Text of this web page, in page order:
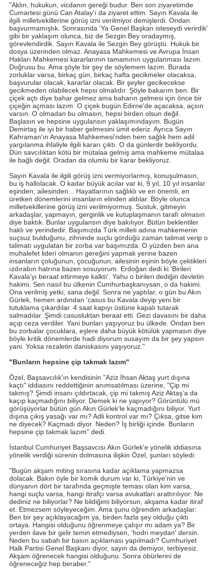
"Aklın, hukukun, vicdanın gereği budur. Ben son ziyaretimde
Cumartesi günü Can Atalay'ı da ziyaret ettim. Sayın Kavala ile
ilgili milletvekillerine görüş izni verilmiyor demişlerdi. Ondan
başvurmamıştık. Sonrasında 'Ya Genel Başkan isteseydi verirdik'
gibi bir yaklaşım olunca, biz de Sezgin Bey oradaymış,
görevlendirdik. Sayın Kavala ile Sezgin Bey görüştü. Hukuk bir
dosya üzerinden olmaz. Anayasa Mahkemesi ve Avrupa İnsan
Hakları Mahkemesi kararlarının tamamının uygulanması lazım.
Doğrusu bu. Ama şöyle bir şey de söylemem lazım. Burada
zorluklar varsa, birkaç gün, birkaç hafta gecikmeler olacaksa,
başvurular olacak, kararlar olacak. Bir şeyler gecikecekse
gecikmeden olabilecek hepsi olmalıdır. Şöyle bakarım ben. Bir
çiçek açtı diye bahar gelmez ama baharın gelmesi için önce bir
çiçeğin açması lazım. O çiçek bugün Edirne'de açacaksa, açsın
varsın. O olmadan bu olmasın, hepsi birden olsun değil.
Başlasın ve hepsine uygulansın yaklaşımındayım. Bugün
Demirtaş ile iyi bir haber gelmesini ümit ederiz. Ayrıca Sayın
Kahraman'ın Anayasa Mahkemesi'nden hem sağlık hem adil
yargılanma ihlaliyle ilgili kararı çıktı. O da günlerdir bekliyordu.
Dün savcılıktan kötü bir mütalaa gelmiş ama mahkeme mütalaa
ile bağlı değil. Oradan da olumlu bir karar bekliyoruz.
Sayın Kavala ile ilgili görüş izni vermiyorlarmış, konuşulmasın,
bu iş hallolacak. O kadar büyük acılar var ki, 9 yıl, 10 yıl insanlar
eşinden, ailesinden... Hayatlarının sağlıklı ve en önemli, en
üretken dönemlerini insanların elinden aldılar. Böyle olunca
milletvekillerine görüş izni verilmiyormuş. Sustuk, gitmeyin
arkadaşlar, yapmayın, gerginlik ve kutuplaşmanın tarafı olmasın
diye baktık. Bunlar uygulansın diye bakılıyor. Bütün beklentiler
haklı ve yerindedir. Başımızda Türk milleti adına mahkemenin
suçsuz bulduğunu, zihninde suçlu gördüğü zaman talimat verip o
talimatı uygulatan bir zorba var başımızda. O yüzden ben ana
muhalefet lideri olmanın gereğini yapmak yerine bazen
insanların çoluğunun, çocuğunun, ailesinin eşinin böyle çektikleri
ızdırabın hatrına bazen sosuyorum. Erdoğan dedi ki 'Birileri
Kavala’yı beraat ettirmeye kalktı'. Yahu o birileri dediğin devletin
hakimi. Sen nasıl bu ülkenin Cumhurbaşkanıysan, o da hakimi.
Ona verilmiş yetki, sana değil. Sonra ne yaptılar, o gün bu Akın
Gürlek, hemen ardından 'casus bu Kavala deyip yeni bir
tutuklama çıkardılar. 4 saat kapıyı üstüne kapalı tutarak
salmadılar. Şimdi casusluktan beraat etti. Gezi davasını bir daha
açıp ceza verdiler. Yani bunları yaşıyoruz bu ülkede. Ondan ben
bu zorbalar çocuklara, eşlere daha büyük kötülük yapmasın diye
böyle kritik dönemlerde hadi diyorum susayım da bir şey yapsın
yani. Yoksa rezaletin daniskasını yaşıyoruz."
"Bunların hepsine çip takmak lazım"
Özel, Başsavcılık'ın kendisinin "Aziz İhsan Aktaş yurt dışına
kaçtı" iddiasını reddettiğinin anımsatılması üzerine, "Çip mi
takmış? Şimdi insanı çıldırtacak, çip mi takmış Aziz Aktaş‘a da
kaçıp kaçmadığını biliyor. Demek ki ne yapıyor? Görüntülü mü
görüşüyorlar bütün gün Akın Gürlek‘le kaçmadığını biliyor. Yurt
dışına çıkış yasağı var mı? Adli kontrol var mı? Çıksa, gitse kim
ne diyecek? Kaçmadı diyor. Neden? İş birliği içinde. Bunların
hepsine çip takmak lazım" dedi.
İstanbul Cumhuriyet Başsavcısı Akın Gürlek'e yönelik iddiasına
yönelik verdiği sürenin dolmasına ilişkin Özel, şunları söyledi:
"Bugün akşam miting sırasına kadar açıklama yapmazsa
dolacak. Bakın öyle bir komik durum var ki, Türkiye’nin ve
dünyanın dört bir tarafında geçmişte teması olan kim varsa,
hangi suçlu varsa, hangi itirafçı varsa avukatları arattırılıyor: Ne
dediniz ne biliyorlar? Ne bildiğimi biliyorsun, akşama kadar itiraf
et. Etmezsem söyleyeceğim. Ama şunu öğrendim arkadaşlar:
Ben bir şey açıklayacağım ya, birden fazla şey olduğu çıktı
ortaya. Hangisi olduğunu öğrenmeye çalışır mı adam ya? Bir
yerden ilave bir gelir temin etmediysen, 'hodri meydan' dersin.
Neden bu sabah bir basın açıklaması yapılmadı? Cumhuriyet
Halk Partisi Genel Başkanı diyor, sayın da demiyor, terbiyesiz.
Akşam öğrenecek hangisi olduğunu. Sonra öbürlerini de
öğreneceğiz hep beraber."